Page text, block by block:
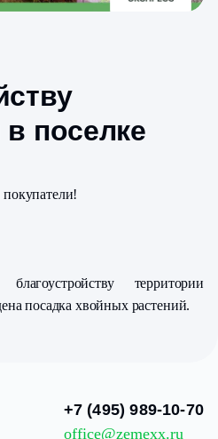
поселке
территории
посадка хвойных растений.
+7 (495) 989-10-70
office@zemexx.ru